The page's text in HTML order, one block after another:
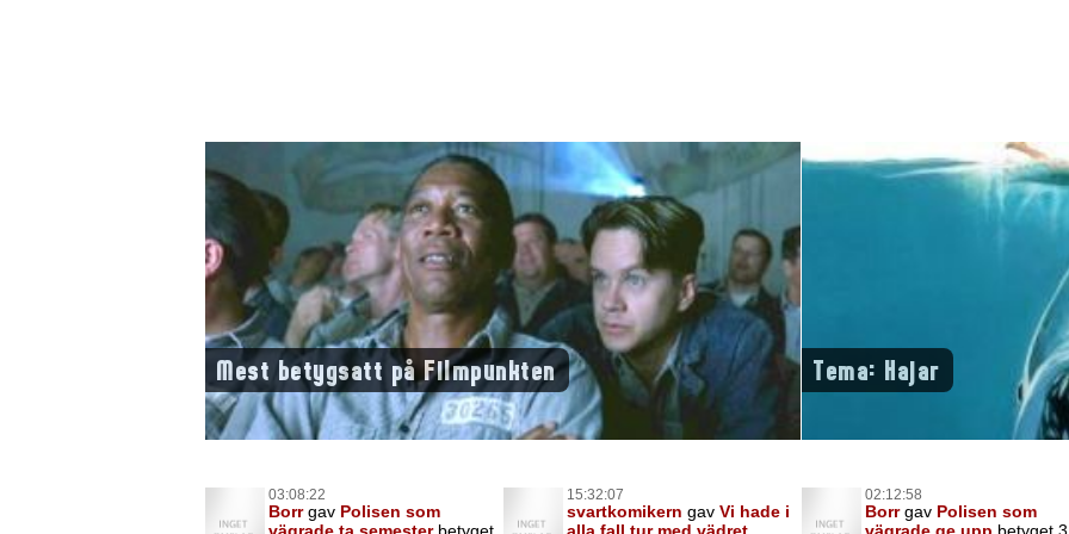
Mest betygsatt på Filmpunkten Tema: Hajar
03:08:22
Borrgav Polisen som
vägrade ta semester betyget
15:32:07
svartkomikern gav Vi hade i
alla fall tur med vädret
02:12:58
Borrgav Polisen som
vägrade ge upp betyget